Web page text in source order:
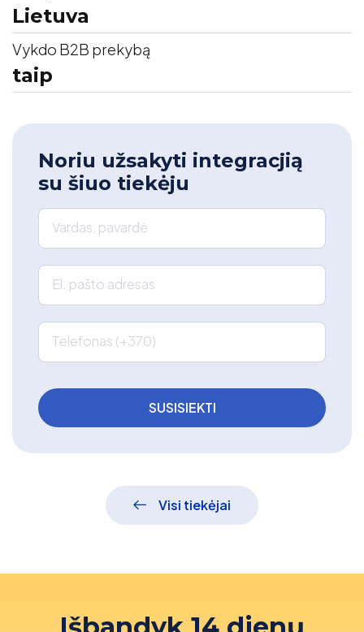
Lietuva
Vykdo B2B prekybą
taip
Noriu užsakyti integracjią
su šiuo tiekėju
Vardas, pavardė
El. pašto adresas
Telefonas (+370)
Visi tiekėjai